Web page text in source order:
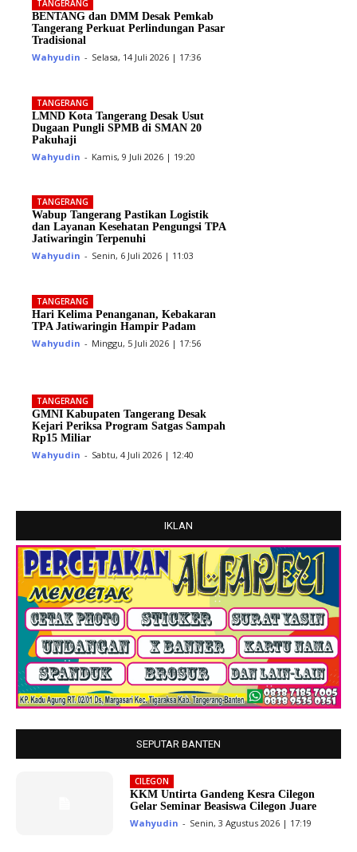
TANGERANG
BENTANG dan DMM Desak Pemkab
Tangerang Perkuat Perlindungan Pasar
Tradisional
Wahyudin - Selasa, 14 Juli 2026 | 17:36
TANGERANG
LMND Kota Tangerang Desak Usut
Dugaan Pungli SPMB di SMAN 20
Pakuhaji
Wahyudin - Kamis, 9 Juli 2026 | 19:20
TANGERANG
Wabup Tangerang Pastikan Logistik
dan Layanan Kesehatan Pengungsi TPA
Jatiwaringin Terpenuhi
Wahyudin - Senin, 6 Juli 2026 | 11:03
TANGERANG
Hari Kelima Penanganan, Kebakaran
TPA Jatiwaringin Hampir Padam
Wahyudin - Minggu, 5 Juli 2026 | 17:56
TANGERANG
GMNI Kabupaten Tangerang Desak
Kejari Periksa Program Satgas Sampah
Rp15 Miliar
Wahyudin - Sabtu, 4 Juli 2026 | 12:40
IKLAN
SEPUTAR BANTEN
CILEGON
KKM Untirta Gandeng Kesra Cilegon
Gelar Seminar Beasiswa Cilegon Juare
Wahyudin - Senin, 3 Agustus 2026 | 17:19